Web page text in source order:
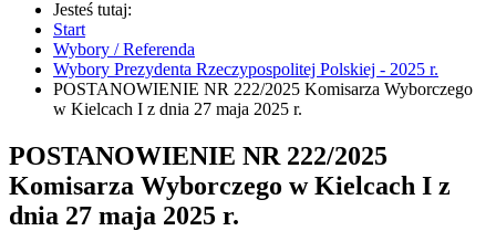
Jesteś tutaj:
Start
Wybory / Referenda
Wybory Prezydenta Rzeczypospolitej Polskiej - 2025 r.
POSTANOWIENIE NR 222/2025 Komisarza Wyborczego
w Kielcach I z dnia 27 maja 2025 r.
POSTANOWIENIE NR 222/2025
Komisarza Wyborczego w Kielcach I z
dnia 27 maja 2025 r.